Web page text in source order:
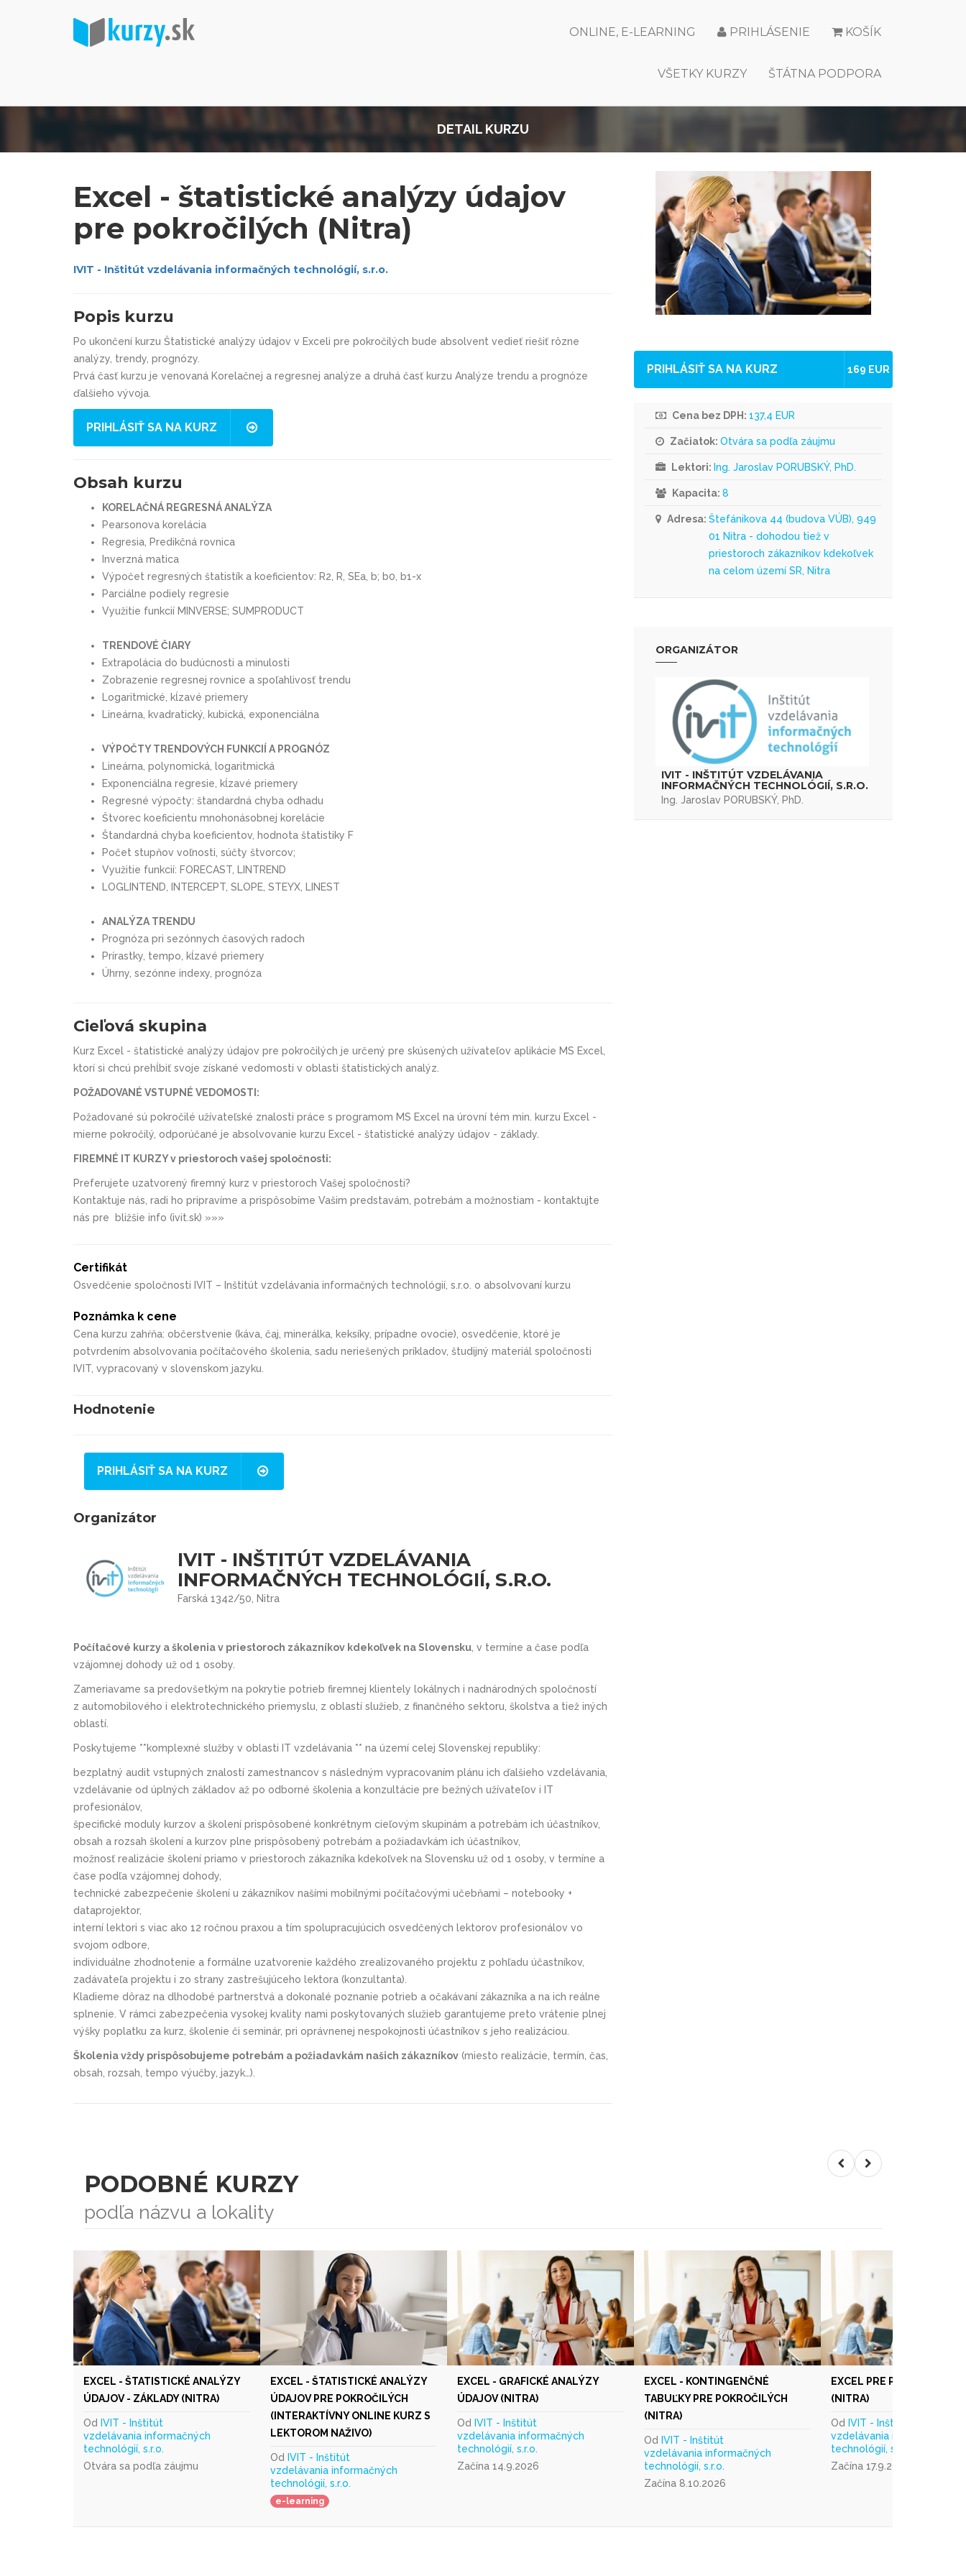
KOŠÍK
PRIHLÁSENIE
ONLINE, E-LEARNING
ŠTÁTNA PODPORA
VŠETKY KURZY
DETAIL KURZU
Excel - štatistické analýzy údajov
pre pokročilých (Nitra)
IVIT - Inštitút vzdelávania informačných technológií, s.r.o.
Popis kurzu
Po ukončení kurzu Štatistické analýzy údajov v Exceli pre pokročilých bude absolvent vedieť riešiť rôzne
analýzy, trendy, prognózy.
Prvá časť kurzu je venovaná Korelačnej a regresnej analýze a druhá časť kurzu Analýze trendu a prognóze
ďalšieho vývoja.
PRIHLÁSIŤ SA NA KURZ
Obsah kurzu
KORELAČNÁ REGRESNÁ ANALÝZA
Pearsonova korelácia
Regresia, Predikčná rovnica
Inverzná matica
Výpočet regresných štatistík a koeficientov: R2 , R, SEa, b; b0 , b1-x
Parciálne podiely regresie
Využitie funkcií MINVERSE; SUMPRODUCT
TRENDOVÉ ČIARY
Extrapolácia do budúcnosti a minulosti
Zobrazenie regresnej rovnice a spoľahlivosť trendu
Logaritmické, kĺzavé priemery
Lineárna, kvadratický, kubická, exponenciálna
VÝPOČTY TRENDOVÝCH FUNKCIÍ A PROGNÓZ
Lineárna, polynomická, logaritmická
Exponenciálna regresie, kĺzavé priemery
Regresné výpočty: štandardná chyba odhadu
Štvorec koeficientu mnohonásobnej korelácie
Štandardná chyba koeficientov, hodnota štatistiky F
Počet stupňov voľnosti, súčty štvorcov;
Využitie funkcií: FORECAST, LINTREND
LOGLINTEND, INTERCEPT, SLOPE, STEYX, LINEST
ANALÝZA TRENDU
Prognóza pri sezónnych časových radoch
Prírastky, tempo, kĺzavé priemery
Úhrny, sezónne indexy, prognóza
Cieľová skupina
Kurz Excel - štatistické analýzy údajov pre pokročilých je určený pre skúsených užívateľov aplikácie MS Excel,
ktorí si chcú prehĺbiť svoje získané vedomosti v oblasti štatistických analýz.
POŽADOVANÉ VSTUPNÉ VEDOMOSTI:
Požadované sú pokročilé užívateľské znalosti práce s programom MS Excel na úrovní tém min. kurzu Excel -
mierne pokročilý , odporúčané je absolvovanie kurzu Excel - štatistické analýzy údajov - základy.
FIREMNÉ IT KURZY v priestoroch vašej spoločnosti:
Preferujete uzatvorený firemný kurz v priestoroch Vašej spoločnosti?
Kontaktuje nás, radi ho pripravíme a prispôsobíme Vašim predstavám, potrebám a možnostiam - kontaktujte
nás pre bližšie info (ivit.sk) »»»
Certifikát
Osvedčenie spoločnosti IVIT – Inštitút vzdelávania informačných technológií, s.r.o. o absolvovaní kurzu
Poznámka k cene
Cena kurzu zahŕňa: občerstvenie (káva, čaj, minerálka, keksíky, prípadne ovocie), osvedčenie, ktoré je
potvrdením absolvovania počítačového školenia, sadu neriešených príkladov, študijný materiál spoločnosti
IVIT, vypracovaný v slovenskom jazyku.
Hodnotenie
PRIHLÁSIŤ SA NA KURZ
Organizátor
IVIT - INŠTITÚT VZDELÁVANIA
INFORMAČNÝCH TECHNOLÓGIÍ, S.R.O.
Farská 1342/50, Nitra
Počítačové kurzy a školenia v priestoroch zákazníkov kdekoľvek na Slovensku , v termíne a čase podľa
vzájomnej dohody už od 1 osoby.
Zameriavame sa predovšetkým na pokrytie potrieb firemnej klientely lokálnych i nadnárodných spoločností
z automobilového i elektrotechnic­kého priemyslu, z oblastí služieb, z finančného sektoru, školstva a tiež iných
oblastí.
Poskytujeme **komplexné služby v oblasti IT vzdelávania ** na území celej Slovenskej republiky:
bezplatný audit vstupných znalostí zamestnancov s následným vypracovaním plánu ich ďalšieho vzdelávania,
vzdelávanie od úplných základov až po odborné školenia a konzultácie pre bežných užívateľov i IT
profesionálov,
špecifické moduly kurzov a školení prispôsobené konkrétnym cieľovým skupinám a potrebám ich účastníkov,
obsah a rozsah školení a kurzov plne prispôsobený potrebám a požiadavkám ich účastníkov,
možnosť realizácie školení priamo v priestoroch zákazníka kdekoľvek na Slovensku už od 1 osoby, v termíne a
čase podľa vzájomnej dohody,
technické zabezpečenie školení u zákazníkov našími mobilnými počítačovými učebňami – notebooky +
dataprojektor,
interní lektori s viac ako 12 ročnou praxou a tím spolupracujúcich osvedčených lektorov profesionálov vo
svojom odbore,
individuálne zhodnotenie a formálne uzatvorenie každého zrealizovaného projektu z pohľadu účastníkov,
zadávateľa projektu i zo strany zastrešujúceho lektora (konzultanta).
Kladieme dôraz na dlhodobé partnerstvá a dokonalé poznanie potrieb a očakávaní zákazníka a na ich reálne
splnenie. V rámci zabezpečenia vysokej kvality nami poskytovaných služieb garantujeme preto vrátenie plnej
výšky poplatku za kurz, školenie či seminár, pri oprávnenej nespokojnosti účastníkov s jeho realizáciou.
Školenia vždy prispôsobujeme potrebám a požiadavkám našich zákazníkov (miesto realizácie, termín, čas,
obsah, rozsah, tempo výučby, jazyk…).
PRIHLÁSIŤ SA NA KURZ 169 EUR
Cena bez DPH: 137,4 EUR
Začiatok: Otvára sa podľa záujmu
Lektori: Ing. Jaroslav PORUBSKÝ, PhD.
Kapacita: 8
Adresa: Štefánikova 44 (budova VÚB), 949
01 Nitra - dohodou tiež v
priestoroch zákazníkov kdekoľvek
na celom území SR, Nitra
ORGANIZÁTOR
IVIT - INŠTITÚT VZDELÁVANIA
INFORMAČNÝCH TECHNOLÓGIÍ, S.R.O.
Ing. Jaroslav PORUBSKÝ, PhD.
PODOBNÉ KURZY
podľa názvu a lokality
EXCEL - ŠTATISTICKÉ ANALÝZY
ÚDAJOV - ZÁKLADY (NITRA)
Od IVIT - Inštitút
vzdelávania informačných
technológií, s.r.o.
Otvára sa podľa záujmu
EXCEL - ŠTATISTICKÉ ANALÝZY
ÚDAJOV PRE POKROČILÝCH
(INTERAKTÍVNY ONLINE KURZ S
LEKTOROM NAŽIVO)
Od IVIT - Inštitút
vzdelávania informačných
technológií, s.r.o.
e-learning
EXCEL - GRAFICKÉ ANALÝZY
ÚDAJOV (NITRA)
Od IVIT - Inštitút
vzdelávania informačných
technológií, s.r.o.
Začína 14.9.2026
EXCEL - KONTINGENČNÉ
TABUĽKY PRE POKROČILÝCH
(NITRA)
Od IVIT - Inštitút
vzdelávania informačných
technológií, s.r.o.
Začína 8.10.2026
EXCEL PRE POKROČILÝCH
(NITRA)
Od IVIT - Inštitút
vzdelávania informačných
technológií, s.r.o.
Začína 17.9.2026